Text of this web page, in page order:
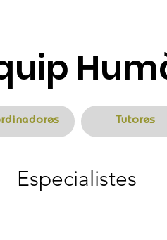
Tutores
Especialistes